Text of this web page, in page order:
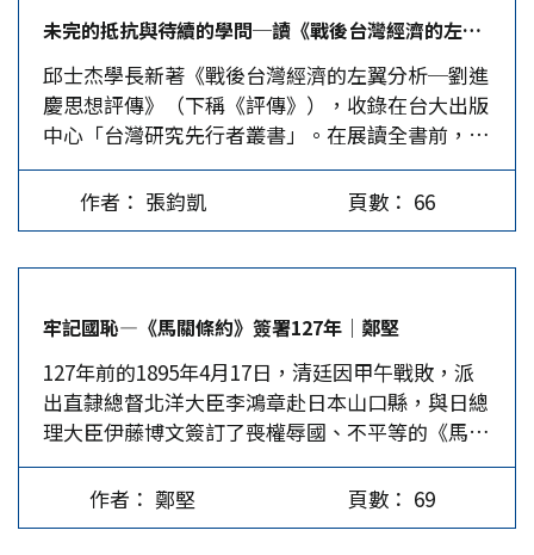
徵關稅可以改善貿易逆差的思維。…
Omicron毒株導致的死亡人數與之前的峰值相
似，甚至更高。考慮到Omicron的超強傳播性、
大陸龐大的人口基數，以及相對薄弱的醫療資源，
決策層不可能對Omicron放任自流。更何況，誰
也不敢斷言，病毒會不會發生新的可怕的變異。
其次，對全程接種疫苗的青壯年來說，Omicron
也許正在流感化，但對於接種率較低的廣大弱勢群
體來說，Omicron仍是重大威脅。要知道，大陸
較弱，一旦疫情出現規模性反彈，後果不堪設想。
上海又是一個老齡化程度很高的城市，截至2020年
底，上海60歲以上的戶籍老年人口達533.49萬人。
…
然於1910年被選為地位崇高的美國歷史學會會長，
主要是因1893年美國歷史學會在芝加哥舉辦的年會
上，他宣讀了一篇〈邊疆在美國歷史上的重要性〉
(The…
未完的抵抗與待續的學問─讀《戰後台灣經濟的左翼分析─劉進慶思想評傳》│張鈞凱
邱士杰學長新著《戰後台灣經濟的左翼分析─劉進
慶思想評傳》（下稱《評傳》），收錄在台大出版
中心「台灣研究先行者叢書」。在展讀全書前，我
注意到，這套叢書前四冊涉及的對象，均是日本殖
民統治時期不同學科的日籍台灣研究先驅，體現了
當代台灣學術史的自我認知，以及現代性起點的自
年代台灣「軸心時期」，且持馬克思經濟學立場的
劉進慶先生為傳主，反而凸顯了其「抵抗與學問」
之於台灣的重要性。 現象與本質 作為政治學的學
徒，我在求學期間，接觸到解釋戰後台灣經濟發展
的論述，莫過於「雁行理論」，以及由此延伸而來
的「亞洲四小龍」形象，儘管有別於純經濟學視
角，而強調「把國家帶回來」(bringing the
state…
作者： 張鈞凱 頁數： 66
牢記國恥—《馬關條約》簽署127年│鄭堅
127年前的1895年4月17日，清廷因甲午戰敗，派
出直隸總督北洋大臣李鴻章赴日本山口縣，與日總
理大臣伊藤博文簽訂了喪權辱國、不平等的《馬關
條約》，將台灣割讓給日本，使台灣不幸淪為日本
的殖民地。 同年6月17日，日本殖民者開始在台灣
殖民統治，他們稱該日為「始政紀念日」。而我們
作者： 鄭堅 頁數： 69